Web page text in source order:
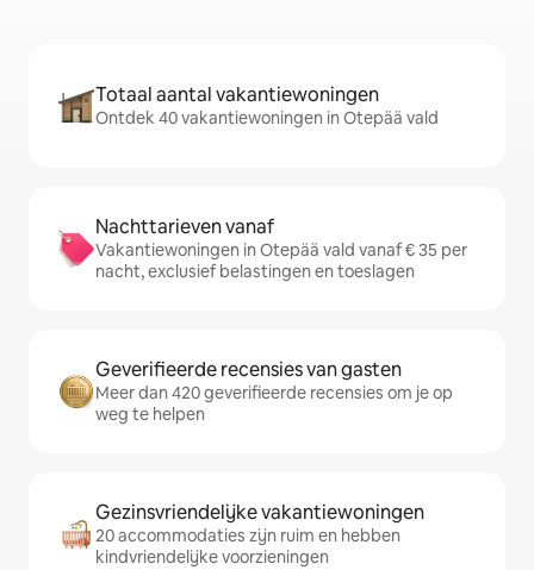
Totaal aantal vakantiewoningen
Ontdek 40 vakantiewoningen in Otepää vald
Nachttarieven vanaf
Vakantiewoningen in Otepää vald vanaf € 35 per
nacht, exclusief belastingen en toeslagen
Geverifieerde recensies van gasten
Meer dan 420 geverifieerde recensies om je op
weg te helpen
Gezinsvriendelijke vakantiewoningen
20 accommodaties zijn ruim en hebben
kindvriendelijke voorzieningen